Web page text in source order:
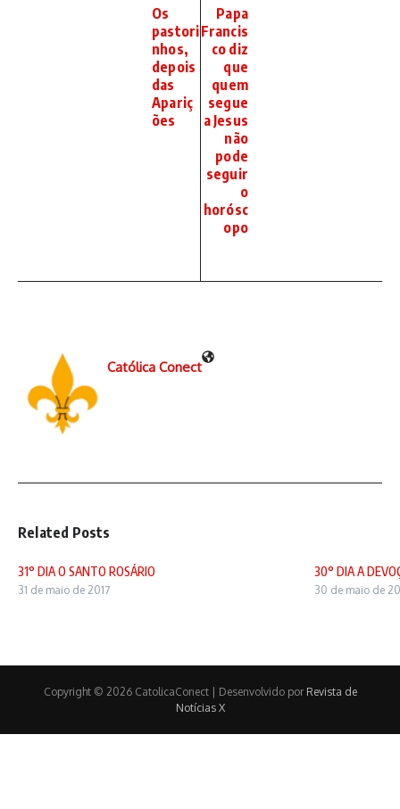
Os
pastori
nhos,
depois
das
Apariç
ões
Papa
Francis
co diz
que
quem
segue
a Jesus
não
pode
seguir
o
horósc
opo
Católica Conect
Related Posts
31° DIA O SANTO ROSÁRIO
31 de maio de 2017
30° DIA A
30 de maio de
Copyright © 2026 CatolicaConect | Desenvolvido por Revista de
Notícias X